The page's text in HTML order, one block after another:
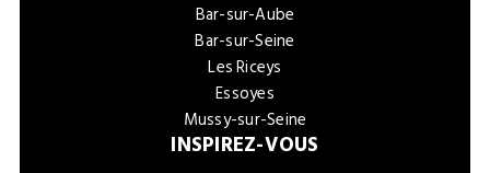
Bar-sur-Aube
Bar-sur-Seine
Les Riceys
Essoyes
Mussy-sur-Seine
INSPIREZ-VOUS